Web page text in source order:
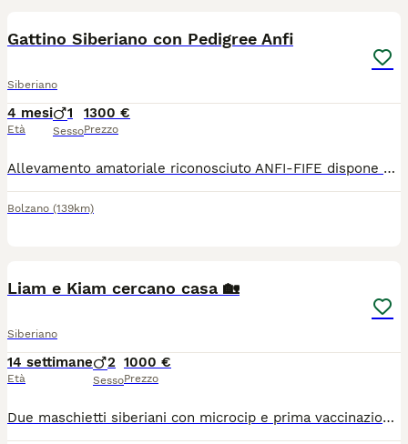
Gattino Siberiano con Pedigree Anfi
Siberiano
4 mesi
Età
1
Sesso
1300 €
Prezzo
Allevamento amatoriale riconosciuto ANFI-FIFE dispone di meraviglioso cucciolo maschio di Gatto Siberiano Neva Masquerade nato il 27 Marzo 2026 e quindi già pronto a raggiungere la sua nuova amorevole famiglia. Il cucciolo, figlio di entrambi genitori Campioni di Bellezza, verrà ceduto con libretto sanitario attestante le vaccinazioni e le sverminazioni effettuate, con microchip inserito e dunque regolarmente iscritto all'anagrafe canina, con contratto di cessione da compagnia (quindi con obbligo di sterilizzazione), con copia dei test eseguiti su entrambi i genitori ed ovviamente avrà il pedigree ANFI. Ci troviamo in provincia di Bolzano ma eventualmente possiamo consegnare personalmente il cucciolo in quasi tutte le regioni d'Italia.
Bolzano (139km)
Liam e Kiam cercano casa 🏡
Siberiano
14 settimane
Età
2
Sesso
1000 €
Prezzo
Due maschietti siberiani con microcip e prima vaccinazione, nati il 1 maggio e cresciuti in mezzo ai bambini, cercano una nuova famiglia ...